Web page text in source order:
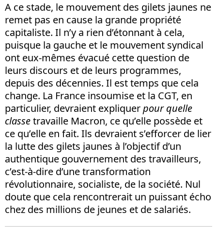
A ce stade, le mouvement des gilets jaunes ne
remet pas en cause la grande propriété
capitaliste. Il n’y a rien d’étonnant à cela,
puisque la gauche et le mouvement syndical
ont eux-mêmes évacué cette question de
leurs discours et de leurs programmes,
depuis des décennies. Il est temps que cela
change. La France insoumise et la CGT, en
particulier, devraient expliquerpour quelle
classetravaille Macron, ce qu’elle possède et
ce qu’elle en fait. Ils devraient s’efforcer de lier
la lutte des gilets jaunes à l’objectif d’un
authentique gouvernement des travailleurs,
c’est-à-dire d’une transformation
révolutionnaire, socialiste, de la société. Nul
doute que cela rencontrerait un puissant écho
chez des millions de jeunes et de salariés.